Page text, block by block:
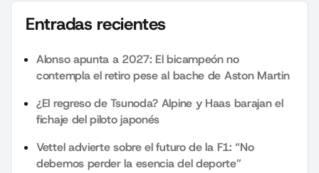
Entradas recientes
Alonso apunta a 2027: El bicampeón no
contempla el retiro pese al bache de Aston Martin
¿El regreso de Tsunoda? Alpine y Haas barajan el
fichaje del piloto japonés
Vettel advierte sobre el futuro de la F1: “No
debemos perder la esencia del deporte”